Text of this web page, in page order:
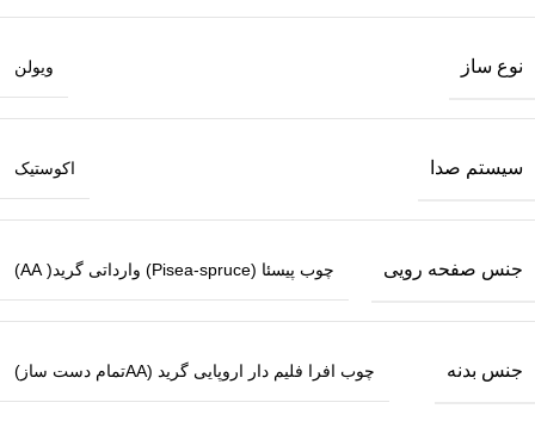
نوع ساز ویولن
سیستم صدا اکوستیک
جنس صفحه رویی چوب پیسئا (Pisea-spruce) وارداتی گرید( AA)
جنس بدنه چوب افرا فلیم دار اروپایی گرید (AAتمام دست ساز)